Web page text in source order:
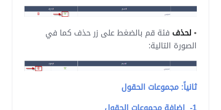
•لحذف فئة قم بالضغط على زر حذف كما في
الصورة التالية:
ثانياً: مجموعات الحقول